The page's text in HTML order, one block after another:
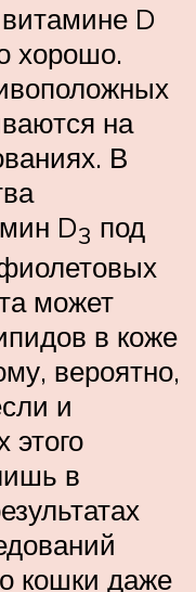
D
хорошо.
на
В
D3 под
может
в коже
вероятно,
и
этого
в
кошки даже